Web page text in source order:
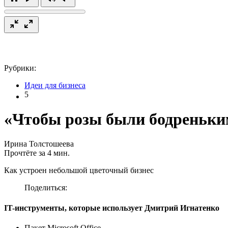
Рубрики:
Идеи для бизнеса
5
«Чтобы розы были
Ирина Толстошеева
Прочтёте за 4 мин.
Как устроен небольшой цветочный бизнес
Поделиться:
IT-инструменты, которые использует Дмитрий Игнатенко